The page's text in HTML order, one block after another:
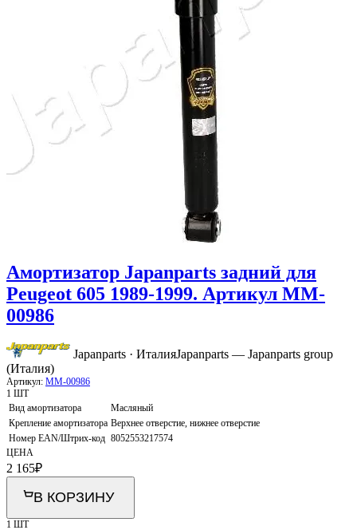
Амортизатор Japanparts задний для
Peugeot 605 1989-1999. Артикул MM-
00986
Japanparts · ИталияJapanparts — Japanparts group
(Италия)
Артикул: MM-00986
1 ШТ
Вид амортизатора
Масляный
Крепление амортизатора Верхнее отверстие, нижнее отверстие
Номер EAN/Штрих-код 8052553217574
ЦЕНА
2 165₽
В КОРЗИНУ
1 ШТ